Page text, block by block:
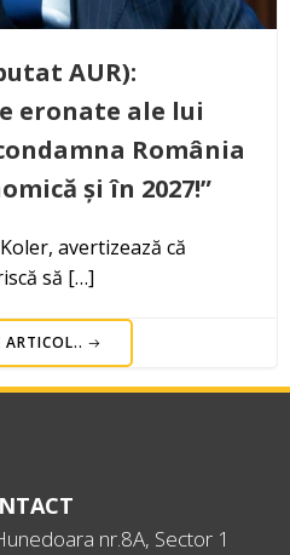
AUR):
eronate ale lui
România
și în 2027!”
avertizează că
să […]
ARTICOL..
nr.8A, Sector 1